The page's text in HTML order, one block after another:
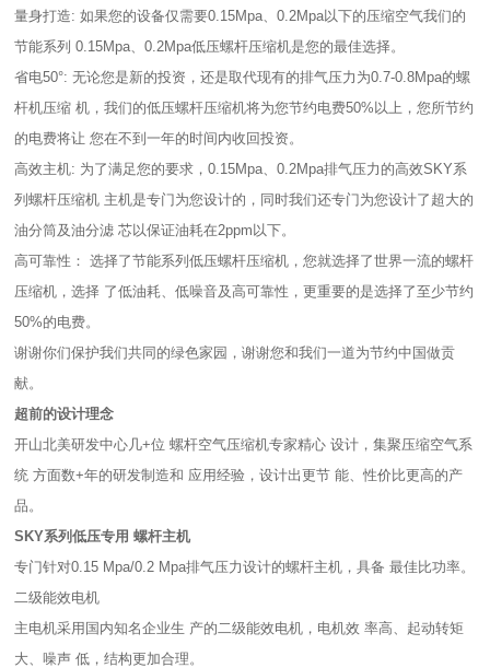
量身打造: 如果您的设备仅需要0.15Mpa、0.2Mpa以下的压缩空气我们的
节能系列 0.15Mpa、0.2Mpa低压螺杆压缩机是您的最佳选择。
省电50°: 无论您是新的投资，还是取代现有的排气压力为0.7-0.8Mpa的螺
杆机压缩 机，我们的低压螺杆压缩机将为您节约电费50%以上，您所节约
的电费将让 您在不到一年的时间内收回投资。
高效主机: 为了满足您的要求，0.15Mpa、0.2Mpa排气压力的高效SKY系
列螺杆压缩机 主机是专门为您设计的，同时我们还专门为您设计了超大的
油分筒及油分滤 芯以保证油耗在2ppm以下。
高可靠性： 选择了节能系列低压螺杆压缩机，您就选择了世界一流的螺杆
压缩机，选择 了低油耗、低噪音及高可靠性，更重要的是选择了至少节约
50%的电费。
谢谢你们保护我们共同的绿色家园，谢谢您和我们一道为节约中国做贡
献。
超前的设计理念
开山北美研发中心几+位 螺杆空气压缩机专家精心 设计，集聚压缩空气系
统 方面数+年的研发制造和 应用经验，设计出更节 能、性价比更高的产
品。
SKY系列低压专用 螺杆主机
专门针对0.15 Mpa/0.2 Mpa排气压力设计的螺杆主机，具备 最佳比功率。
二级能效电机
主电机采用国内知名企业生 产的二级能效电机，电机效 率高、起动转矩
大、噪声 低，结构更加合理。